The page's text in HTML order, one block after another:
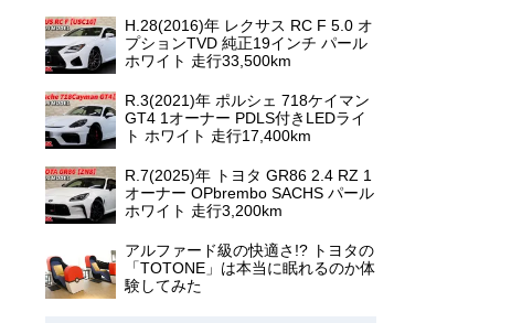
H.28(2016)年 レクサス RC F 5.0 オ
プションTVD 純正19インチ パール
ホワイト 走行33,500km
R.3(2021)年 ポルシェ 718ケイマン
GT4 1オーナー PDLS付きLEDライ
ト ホワイト 走行17,400km
R.7(2025)年 トヨタ GR86 2.4 RZ 1
オーナー OPbrembo SACHS パール
ホワイト 走行3,200km
アルファード級の快適さ!? トヨタの
「TOTONE」は本当に眠れるのか体
験してみた